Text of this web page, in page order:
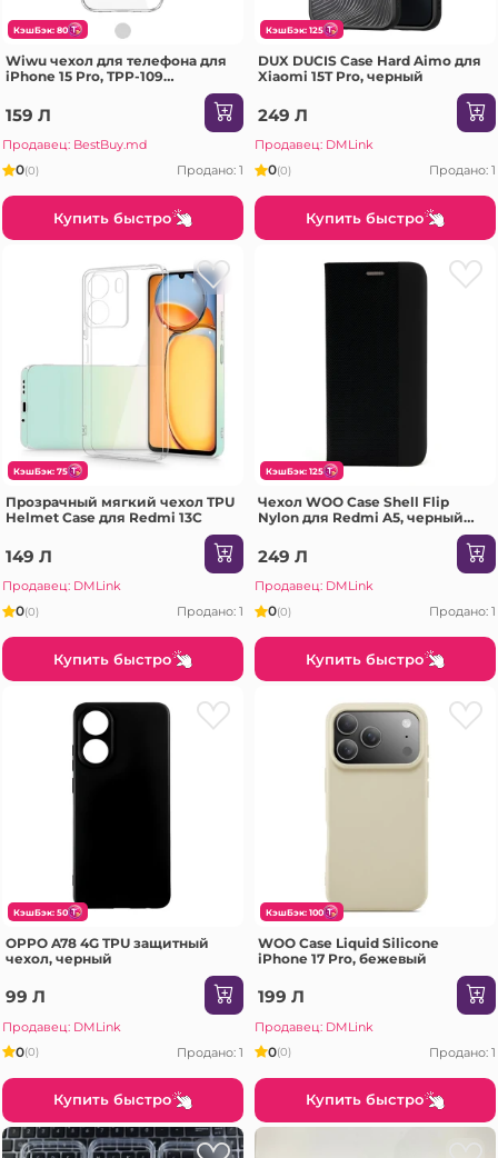
КэшБэк: 80
Wiwu чехол для телефона для
iPhone 15 Pro, TPP-109
159 Л
Продавец: BestBuy.md
0(0) Продано: 1
Купить быстро
КэшБэк: 125
DUX DUCIS Case Hard Aimo для
Xiaomi 15T Pro, черный
249 Л
Продавец: DMLink
0(0) Продано: 1
Купить быстро
КэшБэк: 75
Прозрачный мягкий чехол TPU
Helmet Case для Redmi 13C
149 Л
Продавец: DMLink
0(0) Продано: 1
Купить быстро
КэшБэк: 125
Чехол WOO Case Shell Flip
Nylon для Redmi A5, черный
249 Л
Продавец: DMLink
0(0) Продано: 1
Купить быстро
КэшБэк: 50
OPPO A78 4G TPU защитный
чехол, черный
99 Л
Продавец: DMLink
0(0) Продано: 1
Купить быстро
КэшБэк: 100
WOO Case Liquid Silicone
iPhone 17 Pro, бежевый
199 Л
Продавец: DMLink
0(0) Продано: 1
Купить быстро